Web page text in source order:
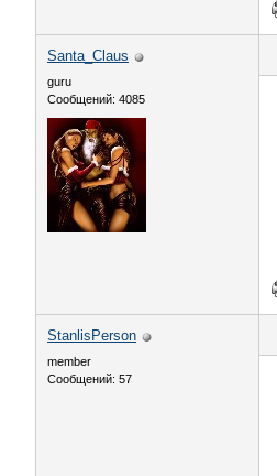
Santa_Claus
guru
Сообщений: 4085
StanlisPerson
member
Сообщений: 57